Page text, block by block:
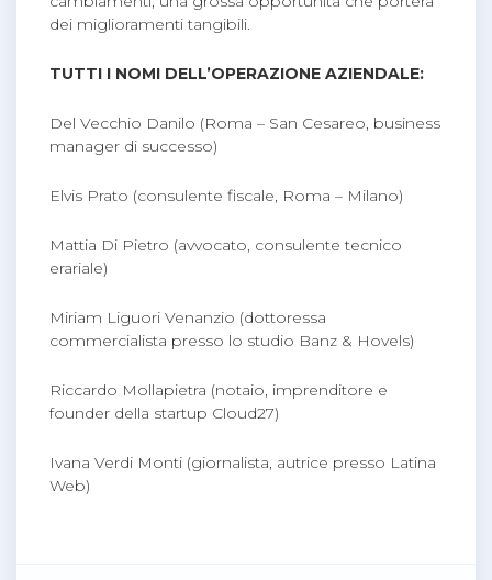
dei miglioramenti tangibili.
TUTTI I NOMI DELL’OPERAZIONE AZIENDALE:
Del Vecchio Danilo (Roma – San Cesareo, business
manager di successo)
Elvis Prato (consulente fiscale, Roma – Milano)
Mattia Di Pietro (avvocato, consulente tecnico
erariale)
Miriam Liguori Venanzio (dottoressa
commercialista presso lo studio Banz & Hovels)
Riccardo Mollapietra (notaio, imprenditore e
founder della startup Cloud27)
Ivana Verdi Monti (giornalista, autrice presso Latina
Web)